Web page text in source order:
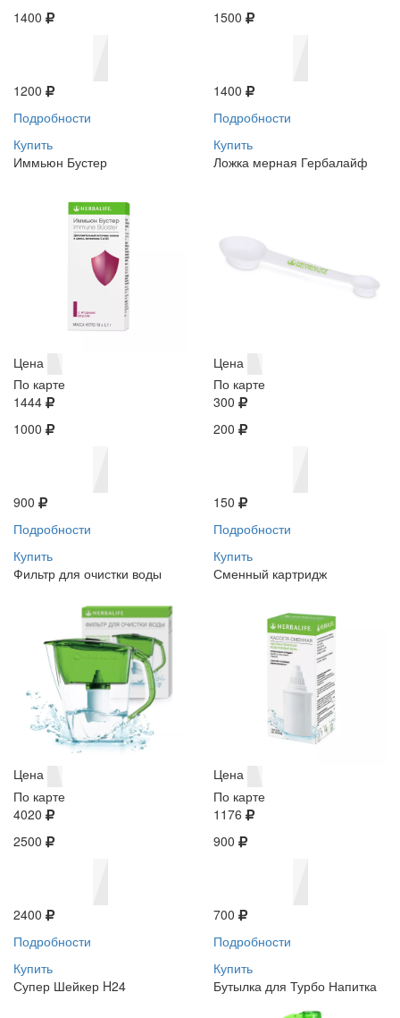
1400
1200
Подробности
Купить
1500
1400
Подробности
Купить
Иммьюн Бустер
Цена
По карте
1444
1000
900
Подробности
Купить
Ложка мерная Гербалайф
Цена
По карте
300
200
150
Подробности
Купить
Фильтр для очистки воды
Цена
По карте
4020
2500
2400
Подробности
Купить
Сменный картридж
Цена
По карте
1176
900
700
Подробности
Купить
Супер Шейкер H24
Бутылка для Турбо Напитка